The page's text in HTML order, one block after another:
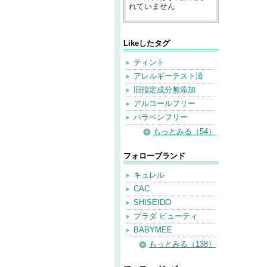
れていません
Likeしたタグ
ティント
アレルギーテスト済
旧指定成分無添加
アルコールフリー
パラベンフリー
もっとみる（54）
フォローブランド
キュレル
CAC
SHISEIDO
プラダ ビューティ
BABYMEE
もっとみる（138）